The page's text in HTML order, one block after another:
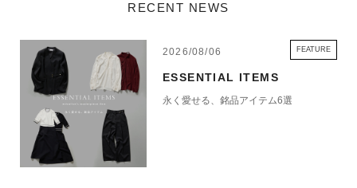
RECENT NEWS
2026/08/06 FEATURE
ESSENTIAL ITEMS
永く愛せる、銘品アイテム6選